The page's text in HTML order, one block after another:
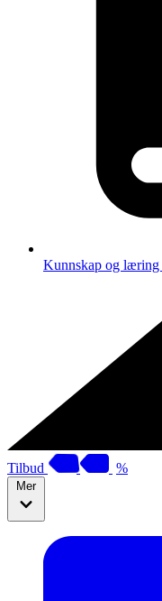
Kunnskap og læring
Tilbud %
Mer